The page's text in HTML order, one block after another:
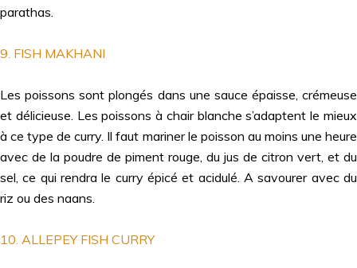
parathas.
9. FISH MAKHANI
Les poissons sont plongés dans une sauce épaisse, crémeuse
et délicieuse. Les poissons à chair blanche s’adaptent le mieux
à ce type de curry. Il faut mariner le poisson au moins une heure
avec de la poudre de piment rouge, du jus de citron vert, et du
sel, ce qui rendra le curry épicé et acidulé. A savourer avec du
riz ou des naans.
10. ALLEPEY FISH CURRY